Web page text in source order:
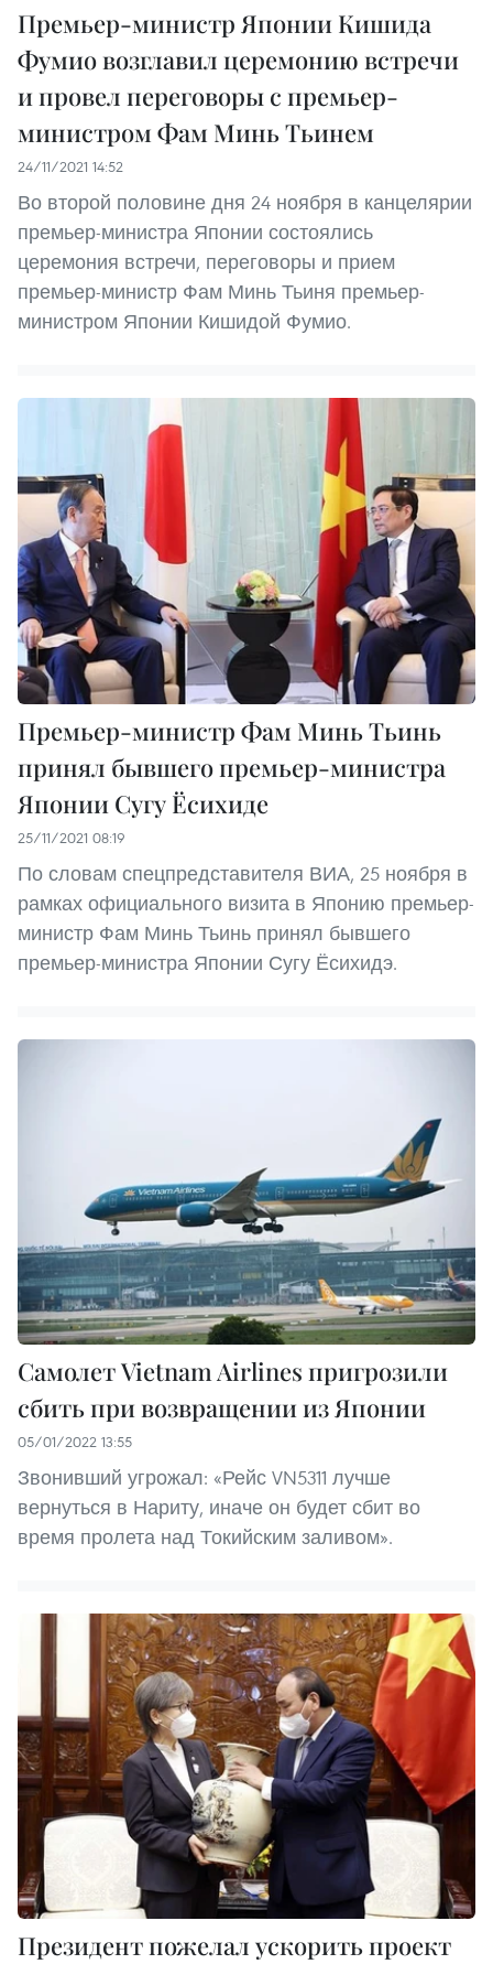
Премьер-министр Японии Кишида
Фумио возглавил церемонию встречи
и провел переговоры с премьер-
министром Фам Минь Тьинем
24/11/2021 14:52
Во второй половине дня 24 ноября в канцелярии
премьер-министра Японии состоялись
церемония встречи, переговоры и прием
премьер-министр Фам Минь Тьиня премьер-
министром Японии Кишидой Фумио.
Премьер-министр Фам Минь Тьинь
принял бывшего премьер-министра
Японии Сугу Ёсихиде
25/11/2021 08:19
По словам спецпредставителя ВИА, 25 ноября в
рамках официального визита в Японию премьер-
министр Фам Минь Тьинь принял бывшего
премьер-министра Японии Сугу Ёсихидэ.
Самолет Vietnam Airlines пригрозили
сбить при возвращении из Японии
05/01/2022 13:55
Звонивший угрожал: «Рейс VN5311 лучше
вернуться в Нариту, иначе он будет сбит во
время пролета над Токийским заливом».
Президент пожелал ускорить проект